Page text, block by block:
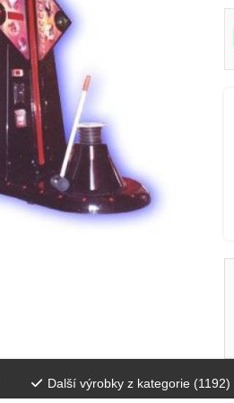
Další výrobky z kategorie (1192)